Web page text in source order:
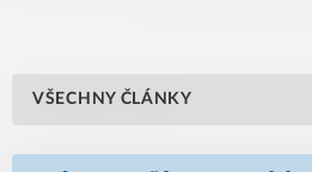
VŠECHNY ČLÁNKY